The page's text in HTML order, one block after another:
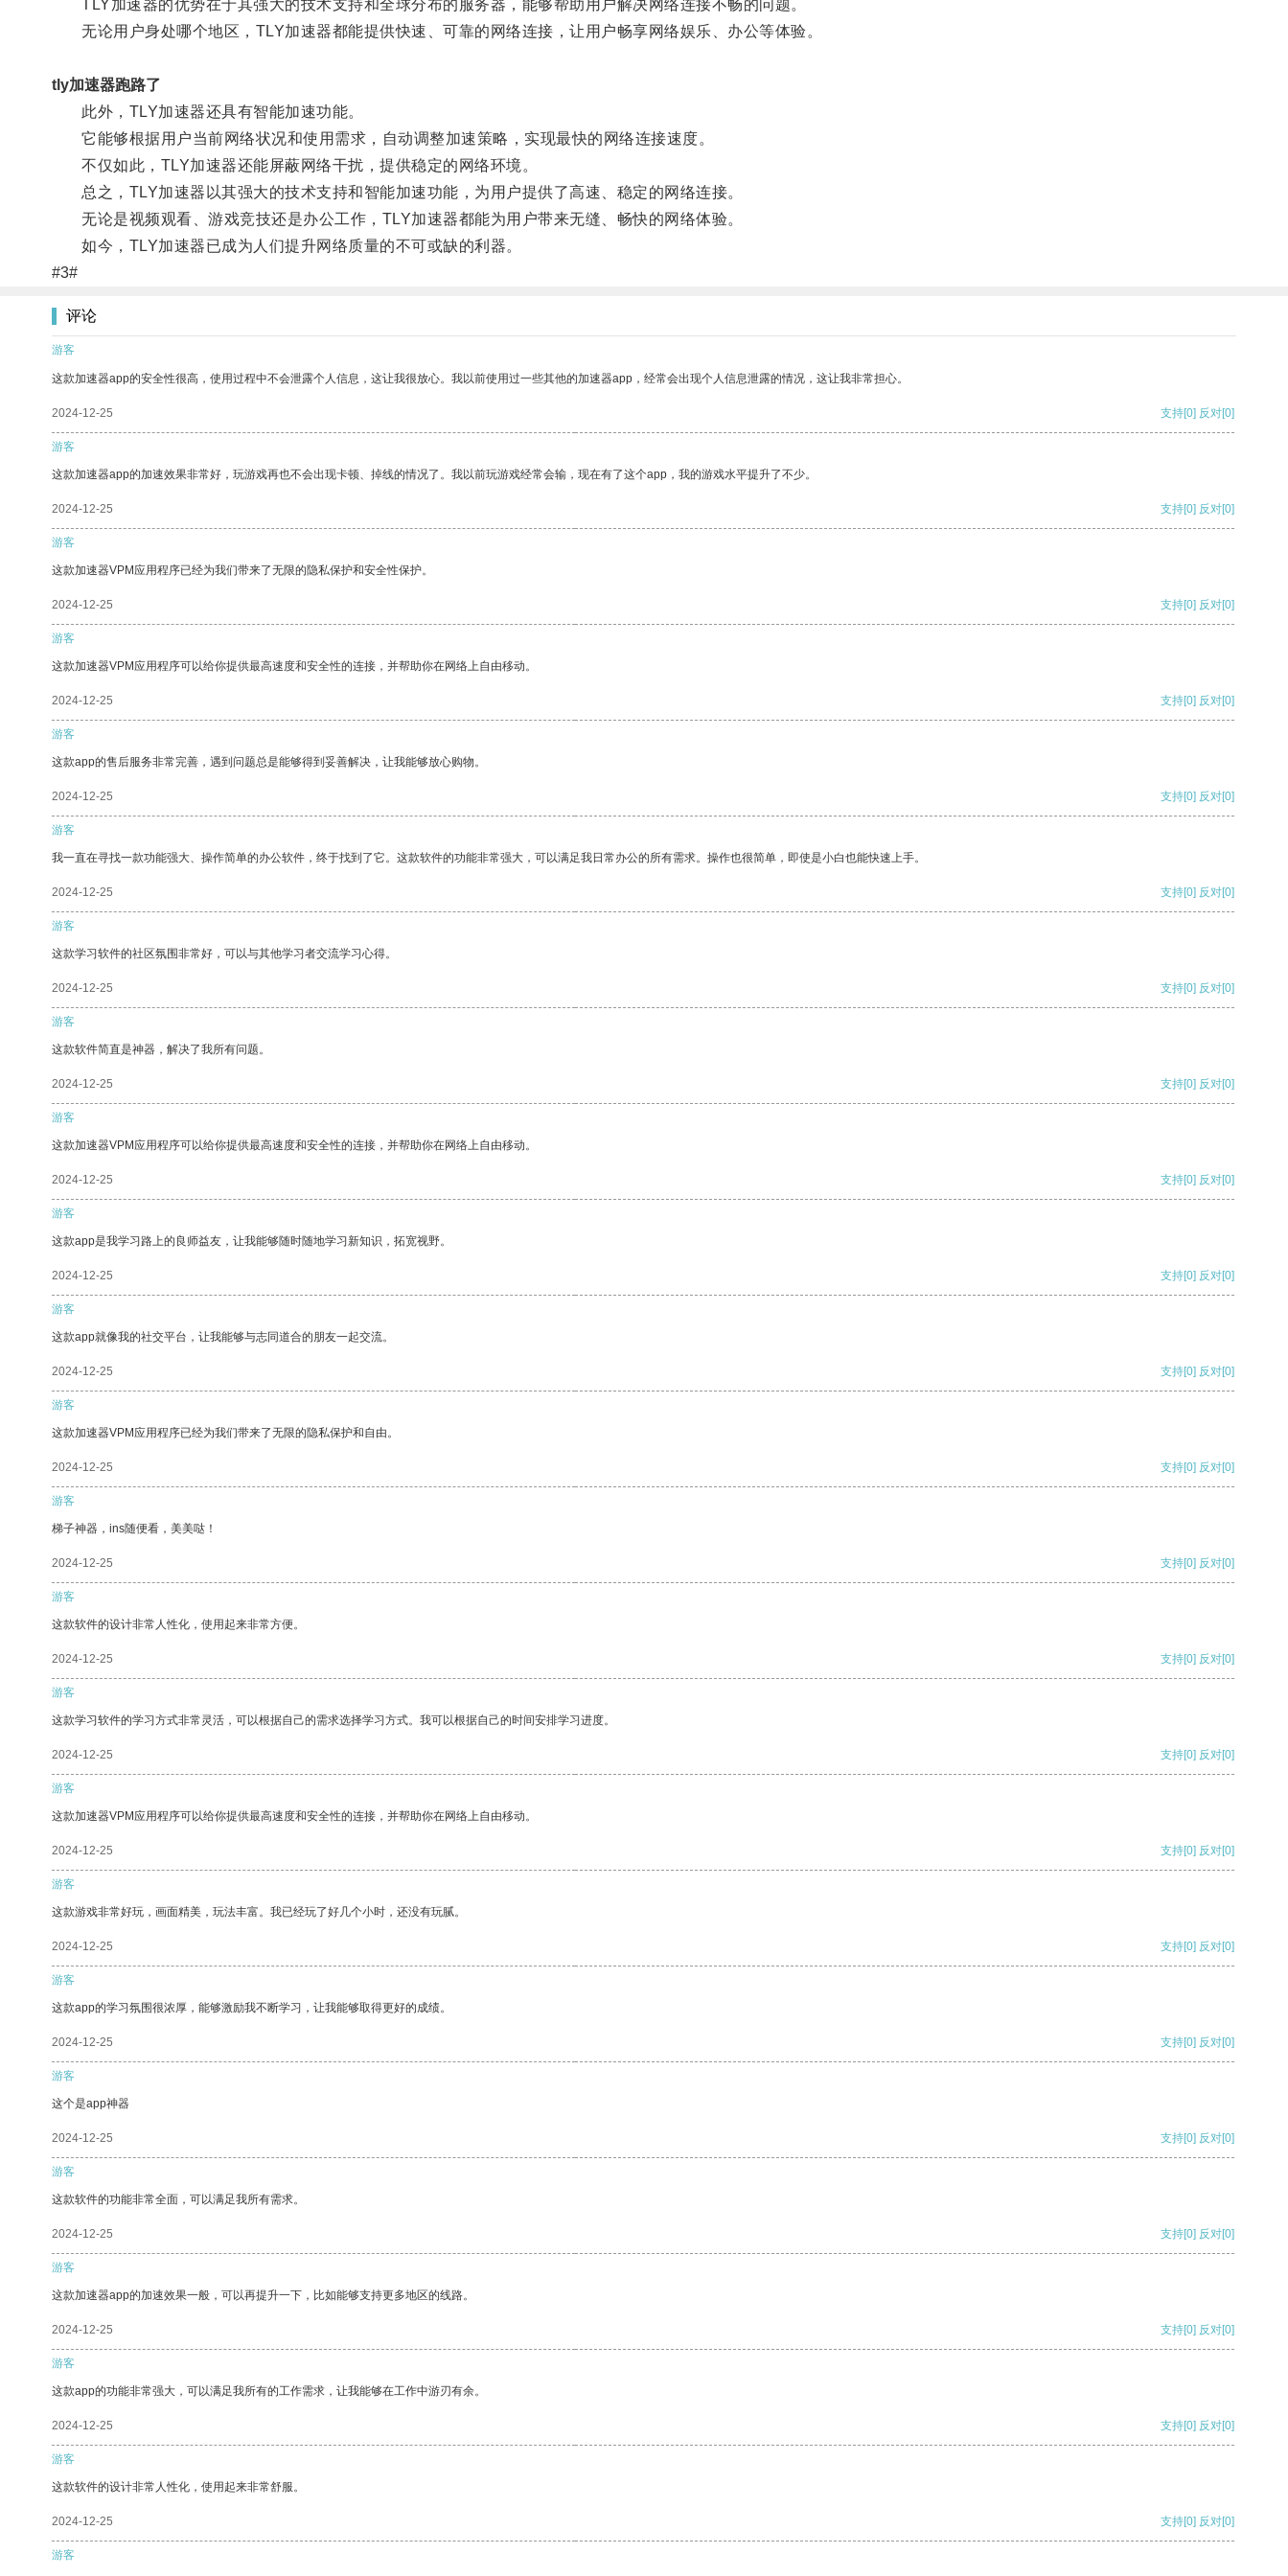
TLY加速器的优势在于其强大的技术支持和全球分布的服务器，能够帮助用户解决网络连接不畅的问题。
无论用户身处哪个地区，TLY加速器都能提供快速、可靠的网络连接，让用户畅享网络娱乐、办公等体验。
tly加速器跑路了
此外，TLY加速器还具有智能加速功能。
它能够根据用户当前网络状况和使用需求，自动调整加速策略，实现最快的网络连接速度。
不仅如此，TLY加速器还能屏蔽网络干扰，提供稳定的网络环境。
总之，TLY加速器以其强大的技术支持和智能加速功能，为用户提供了高速、稳定的网络连接。
无论是视频观看、游戏竞技还是办公工作，TLY加速器都能为用户带来无缝、畅快的网络体验。
如今，TLY加速器已成为人们提升网络质量的不可或缺的利器。
#3#
评论
游客
这款加速器app的安全性很高，使用过程中不会泄露个人信息，这让我很放心。我以前使用过一些其他的加速器app，经常会出现个人信息泄露的情况，这让我非常担心。
2024-12-25 支持[0] 反对[0]
游客
这款加速器app的加速效果非常好，玩游戏再也不会出现卡顿、掉线的情况了。我以前玩游戏经常会输，现在有了这个app，我的游戏水平提升了不少。
2024-12-25 支持[0] 反对[0]
游客
这款加速器VPM应用程序已经为我们带来了无限的隐私保护和安全性保护。
2024-12-25 支持[0] 反对[0]
游客
这款加速器VPM应用程序可以给你提供最高速度和安全性的连接，并帮助你在网络上自由移动。
2024-12-25 支持[0] 反对[0]
游客
这款app的售后服务非常完善，遇到问题总是能够得到妥善解决，让我能够放心购物。
2024-12-25 支持[0] 反对[0]
游客
我一直在寻找一款功能强大、操作简单的办公软件，终于找到了它。这款软件的功能非常强大，可以满足我日常办公的所有需求。操作也很简单，即使是小白也能快速上手。
2024-12-25 支持[0] 反对[0]
游客
这款学习软件的社区氛围非常好，可以与其他学习者交流学习心得。
2024-12-25 支持[0] 反对[0]
游客
这款软件简直是神器，解决了我所有问题。
2024-12-25 支持[0] 反对[0]
游客
这款加速器VPM应用程序可以给你提供最高速度和安全性的连接，并帮助你在网络上自由移动。
2024-12-25 支持[0] 反对[0]
游客
这款app是我学习路上的良师益友，让我能够随时随地学习新知识，拓宽视野。
2024-12-25 支持[0] 反对[0]
游客
这款app就像我的社交平台，让我能够与志同道合的朋友一起交流。
2024-12-25 支持[0] 反对[0]
游客
这款加速器VPM应用程序已经为我们带来了无限的隐私保护和自由。
2024-12-25 支持[0] 反对[0]
游客
梯子神器，ins随便看，美美哒！
2024-12-25 支持[0] 反对[0]
游客
这款软件的设计非常人性化，使用起来非常方便。
2024-12-25 支持[0] 反对[0]
游客
这款学习软件的学习方式非常灵活，可以根据自己的需求选择学习方式。我可以根据自己的时间安排学习进度。
2024-12-25 支持[0] 反对[0]
游客
这款加速器VPM应用程序可以给你提供最高速度和安全性的连接，并帮助你在网络上自由移动。
2024-12-25 支持[0] 反对[0]
游客
这款游戏非常好玩，画面精美，玩法丰富。我已经玩了好几个小时，还没有玩腻。
2024-12-25 支持[0] 反对[0]
游客
这款app的学习氛围很浓厚，能够激励我不断学习，让我能够取得更好的成绩。
2024-12-25 支持[0] 反对[0]
游客
这个是app神器
2024-12-25 支持[0] 反对[0]
游客
这款软件的功能非常全面，可以满足我所有需求。
2024-12-25 支持[0] 反对[0]
游客
这款加速器app的加速效果一般，可以再提升一下，比如能够支持更多地区的线路。
2024-12-25 支持[0] 反对[0]
游客
这款app的功能非常强大，可以满足我所有的工作需求，让我能够在工作中游刃有余。
2024-12-25 支持[0] 反对[0]
游客
这款软件的设计非常人性化，使用起来非常舒服。
2024-12-25 支持[0] 反对[0]
游客